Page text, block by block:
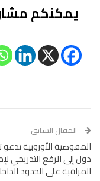
يمكنكم
المقال السابق
المفوضية الأوروبية
دول إلى الرفع التدريجي
المراقبة على الحدود